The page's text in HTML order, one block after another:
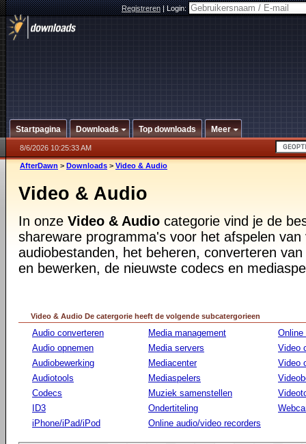
Registreren|Login:
Startpagina Downloads Top downloads Meer
8/6/2026 10:25:33 AM
AfterDawn > Downloads > Video & Audio
Video & Audio
In onze Video & Audio categorie vind je de
shareware programma's voor het afspelen van
audiobestanden, het beheren, converteren
en bewerken, de nieuwste codecs en
Video & Audio De catergorie heeft de volgende subcatergorieen
Audio converteren
Audio opnemen
Audiobewerking
Audiotools
Codecs
ID3
iPhone/iPad/iPod
Media management
Media servers
Mediacenter
Mediaspelers
Muziek samenstellen
Ondertiteling
Online audio/video recorders
Online
Video
Video